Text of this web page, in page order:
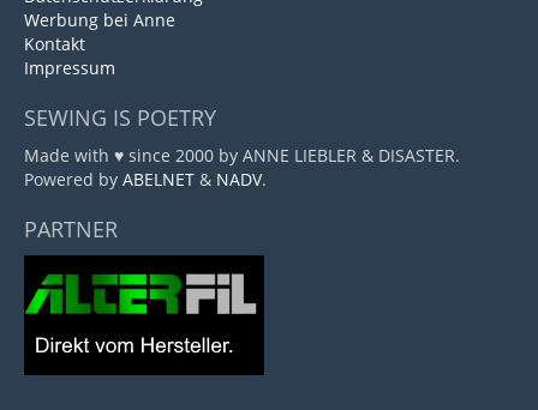
Werbung bei Anne
Kontakt
Impressum
SEWING IS POETRY
Made with ♥ since 2000 by ANNE LIEBLER & DISASTER.
Powered by ABELNET & NADV.
PARTNER